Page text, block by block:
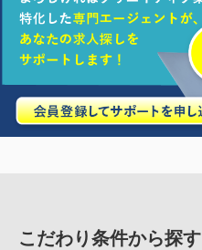
こだわり条件から探す